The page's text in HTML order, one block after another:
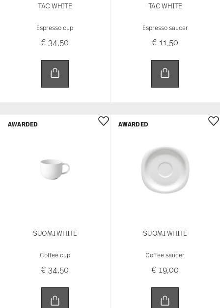
TAC WHITE
Espresso cup
€ 34,50
TAC WHITE
Espresso saucer
€ 11,50
SUOMI WHITE
Coffee cup
€ 34,50
AWARDED
SUOMI WHITE
Coffee saucer
€ 19,00
AWARDED